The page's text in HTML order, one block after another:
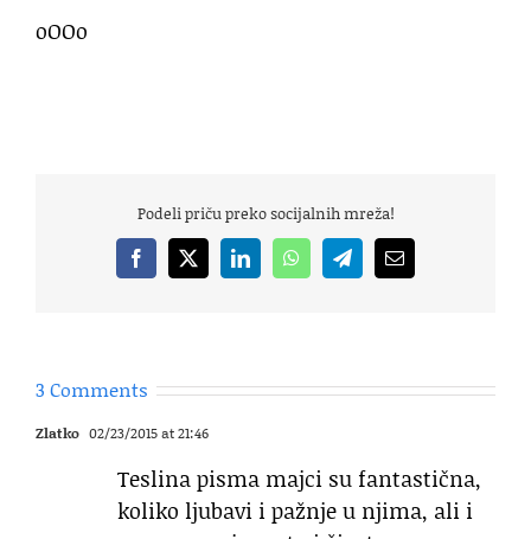
oOOo
Podeli priču preko socijalnih mreža!
Facebook
X LinkedInWhatsAppTelegramEmail
3 Comments
Zlatko 02/23/2015 at 21:46
Teslina pisma majci su fantastična,
koliko ljubavi i pažnje u njima, ali i